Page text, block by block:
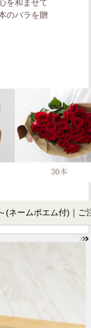
を和ませて
のバラを贈
(ネームポエム付)｜ ご